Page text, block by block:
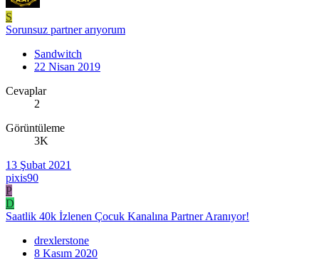
S
Sorunsuz partner arıyorum
Sandwitch
22 Nisan 2019
Cevaplar
2
Görüntüleme
3K
13 Şubat 2021
pixis90
P
D
Saatlik 40k İzlenen Çocuk Kanalına Partner Aranıyor!
drexlerstone
8 Kasım 2020